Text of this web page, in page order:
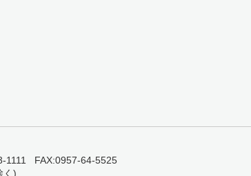
1111 FAX:0957-64-5525
く)